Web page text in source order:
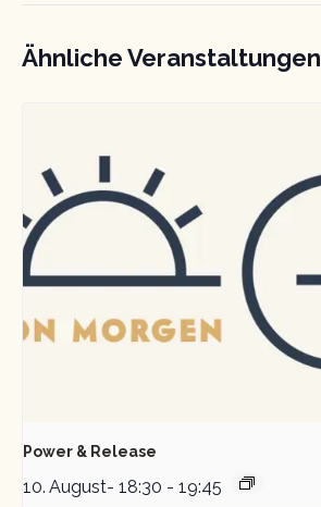
Ähnliche Veranstaltungen
Power & Release
10. August- 18:30 - 19:45